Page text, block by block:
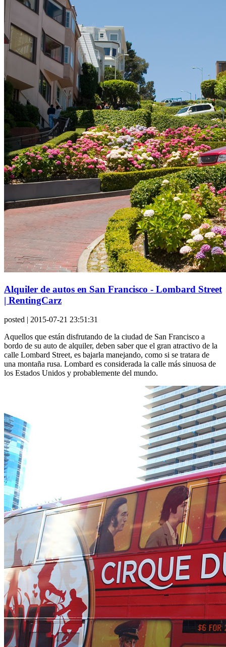
Alquiler de autos en San Francisco - Lombard Street
| RentingCarz
posted | 2015-07-21 23:51:31
Aquellos que están disfrutando de la ciudad de San Francisco a
bordo de su auto de alquiler, deben saber que el gran atractivo de la
calle Lombard Street, es bajarla manejando, como si se tratara de
una montaña rusa. Lombard es considerada la calle más sinuosa de
los Estados Unidos y probablemente del mundo.